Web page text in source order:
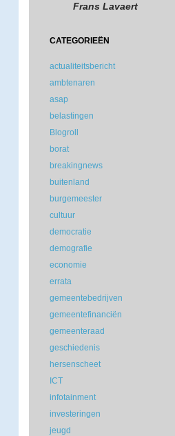
Frans Lavaert
CATEGORIEËN
actualiteitsbericht
ambtenaren
asap
belastingen
Blogroll
borat
breakingnews
buitenland
burgemeester
cultuur
democratie
demografie
economie
errata
gemeentebedrijven
gemeentefinanciën
gemeenteraad
geschiedenis
hersenscheet
ICT
infotainment
investeringen
jeugd